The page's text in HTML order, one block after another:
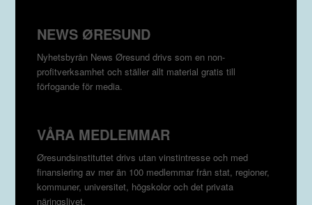
NEWS ØRESUND
Nyhetsbyrån News Øresund drivs som en non-
profitverksamhet och ställer allt material gratis till
förfogande för media.
VÅRA MEDLEMMAR
Øresundsinstituttet drivs utan vinst­intresse och med
finansiering av mer än 100 medlemmar från stat, regioner,
kommuner, universitet, högskolor och det privata
näringslivet.